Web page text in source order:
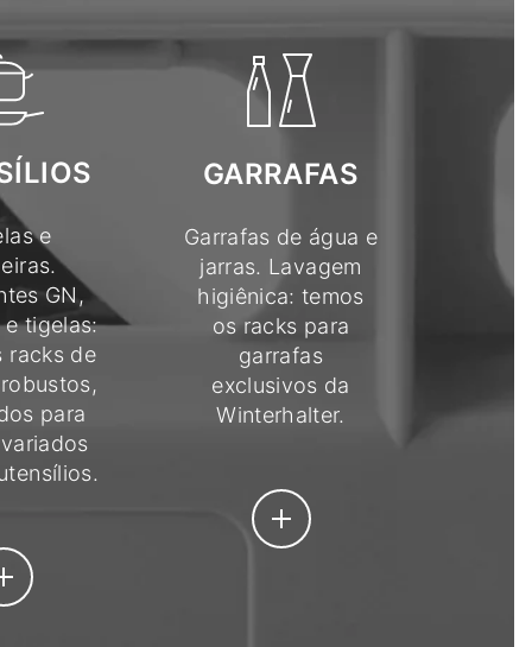
e
GN,
e tigelas:
racks de
para
GARRAFAS
Garrafas de água e
jarras. Lavagem
higiênica: temos
os racks para
garrafas
exclusivos da
Winterhalter.